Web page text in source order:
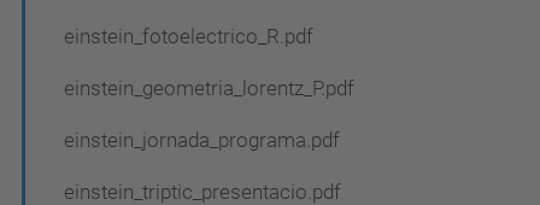
einstein_fotoelectrico_R.pdf
einstein_geometria_lorentz_P.pdf
einstein_jornada_programa.pdf
einstein_triptic_presentacio.pdf